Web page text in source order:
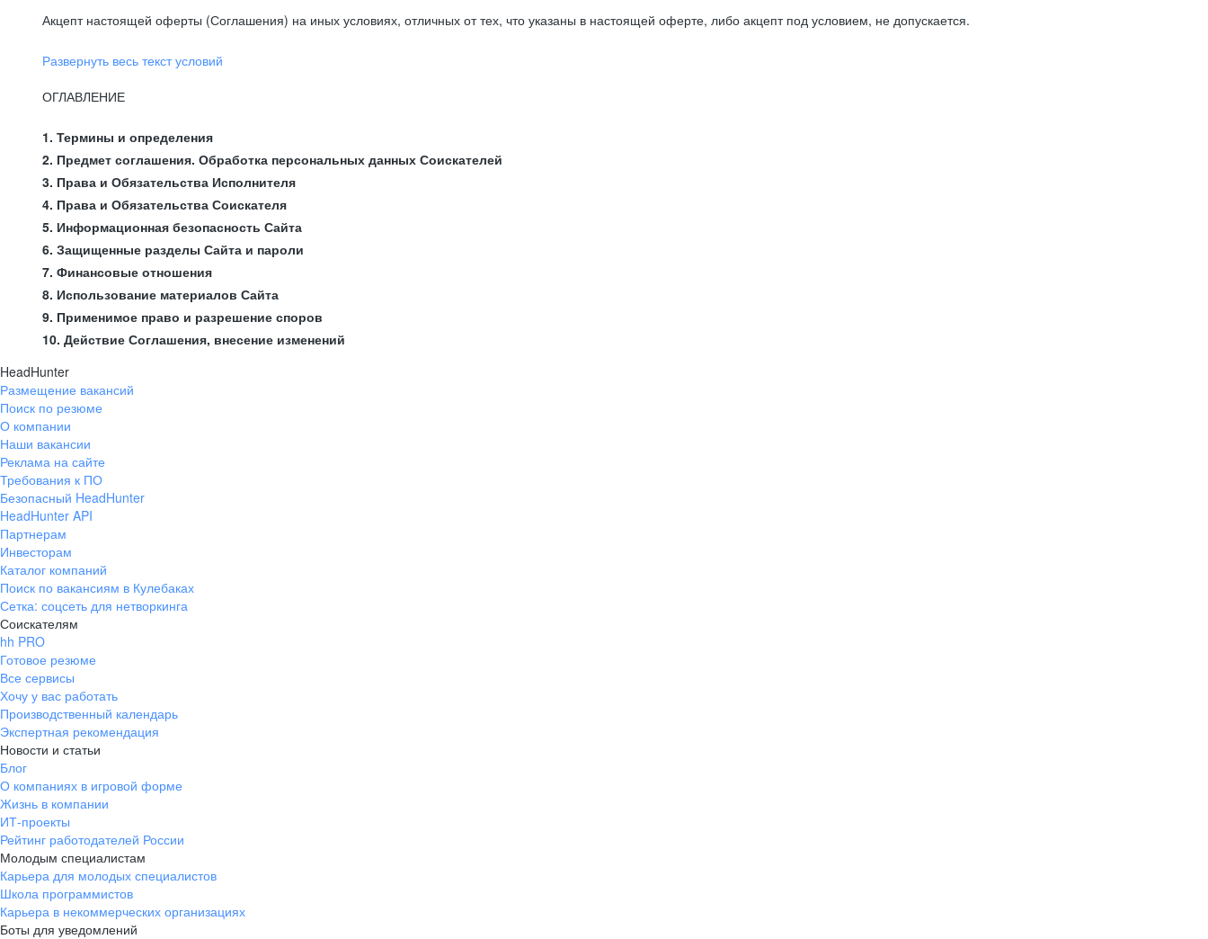
Акцепт настоящей оферты (Соглашения) на иных условиях, отличных от тех, что указаны в настоящей оферте, либо акцепт под условием, не допускается.
Развернуть весь текст условий
ОГЛАВЛЕНИЕ
1. Термины и определения
2. Предмет соглашения. Обработка персональных данных Соискателей
3. Права и Обязательства Исполнителя
4. Права и Обязательства Соискателя
5. Информационная безопасность Сайта
6. Защищенные разделы Сайта и пароли
7. Финансовые отношения
8. Использование материалов Сайта
9. Применимое право и разрешение споров
10. Действие Соглашения, внесение изменений
HeadHunter
Размещение вакансий
Поиск по резюме
О компании
Наши вакансии
Реклама на сайте
Требования к ПО
Безопасный HeadHunter
HeadHunter API
Партнерам
Инвесторам
Каталог компаний
Поиск по вакансиям в Кулебаках
Сетка: соцсеть для нетворкинга
Соискателям
hh PRO
Готовое резюме
Все сервисы
Хочу у вас работать
Производственный календарь
Экспертная рекомендация
Новости и статьи
Блог
О компаниях в игровой форме
Жизнь в компании
ИТ-проекты
Рейтинг работодателей России
Молодым специалистам
Карьера для молодых специалистов
Школа программистов
Карьера в некоммерческих организациях
Боты для уведомлений